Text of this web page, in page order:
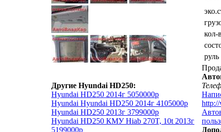
Другие Hyundai HD250:
Hyundai HD250 2014г 5050000р
Hyundai Hyundai HD250 2014г 4105000р
Hyundai HD250 2013г 3799000р
Hyundai HD250 КМУ Hiab 270T, 10t 2013г
5199000р
кол-
руль